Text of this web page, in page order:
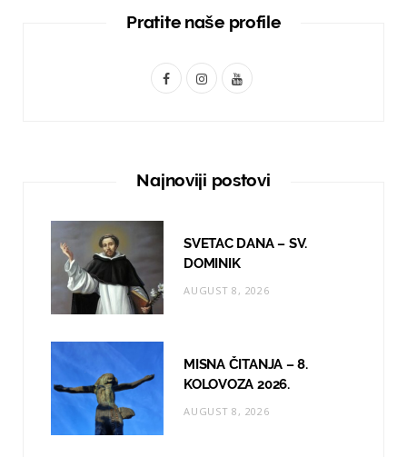
Pratite naše profile
F
I
t
r
a
Y
T
Najnoviji postovi
SVETAC DANA – SV.
DOMINIK
AUGUST 8, 2026
MISNA ČITANJA – 8.
KOLOVOZA 2026.
AUGUST 8, 2026